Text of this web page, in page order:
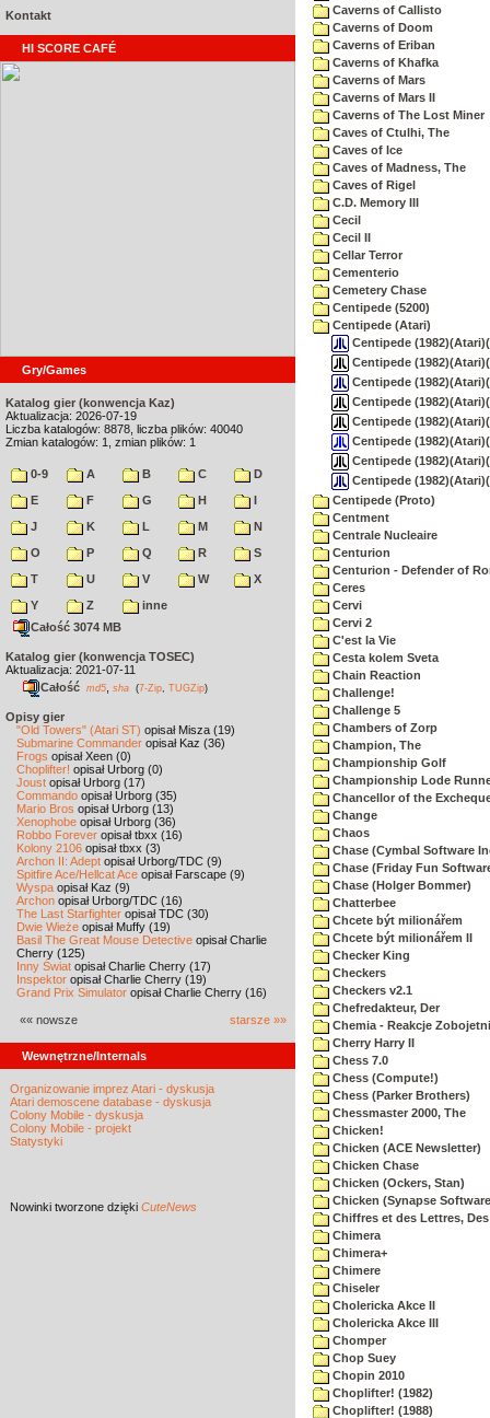
Kontakt
HI SCORE CAFÉ
Gry/Games
Katalog gier (konwencja Kaz)
Aktualizacja: 2026-07-19
Liczba katalogów: 8878, liczba plików: 40040
Zmian katalogów: 1, zmian plików: 1
0-9 A B C
D
E
F G H
I
J
K L M
N
O
P Q R
S
T
U V W
X
Y
Z
inne
Całość 3074 MB
Katalog gier (konwencja TOSEC)
Aktualizacja: 2021-07-11
Całość md5 sha (7-Zip TUGZip)
Opisy gier
"Old Towers" (Atari ST) opisał Misza (19)
Submarine Commander opisał Kaz (36)
Frogs opisał Xeen (0)
Choplifter! opisał Urborg (0)
Joust opisał Urborg (17)
Commando opisał Urborg (35)
Mario Bros opisał Urborg (13)
Xenophobe opisał Urborg (36)
Robbo Forever opisał tbxx (16)
Kolony 2106 opisał tbxx (3)
Archon II: Adept opisał Urborg/TDC (9)
Spitfire Ace/Hellcat Ace opisał Farscape (9)
Wyspa opisał Kaz (9)
Archon opisał Urborg/TDC (16)
The Last Starfighter opisał TDC (30)
Dwie Wieże opisał Muffy (19)
Basil The Great Mouse Detective opisał Charlie
Cherry (125)
Inny Świat opisał Charlie Cherry (17)
Inspektor opisał Charlie Cherry (19)
Grand Prix Simulator opisał Charlie Cherry (16)
«« nowsze starsze »»
Wewnętrzne/Internals
Organizowanie imprez Atari - dyskusja
Atari demoscene database - dyskusja
Colony Mobile - dyskusja
Colony Mobile - projekt
Statystyki
Nowinki tworzone dzięki CuteNews
Caverns of Callisto
Caverns of Doom
Caverns of Eriban
Caverns of Khafka
Caverns of Mars
Caverns of Mars II
Caverns of The Lost Miner
Caves of Ctulhi, The
Caves of Ice
Caves of Madness, The
Caves of Rigel
C.D. Memory III
Cecil
Cecil II
Cellar Terror
Cementerio
Cemetery Chase
Centipede (5200)
Centipede (Atari)
Centipede
Centipede
Centipede
Centipede
Centipede
Centipede
Centipede
Centipede
Centipede (Proto)
Centment
Centrale Nucleaire
Centurion
Centurion - Defender of
Ceres
Cervi
Cervi 2
C'est la Vie
Cesta kolem Sveta
Chain Reaction
Challenge!
Challenge 5
Chambers of Zorp
Champion, The
Championship Golf
Championship Lode
Chancellor of the
Change
Chaos
Chase (Cymbal Software
Chase (Friday Fun
Chase (Holger Bommer)
Chatterbee
Chcete být milionářem
Chcete být milionářem II
Checker King
Checkers
Checkers v2.1
Chefredakteur, Der
Chemia - Reakcje
Cherry Harry II
Chess 7.0
Chess (Compute!)
Chess (Parker Brothers)
Chessmaster 2000, The
Chicken!
Chicken (ACE Newsletter)
Chicken Chase
Chicken (Ockers, Stan)
Chicken (Synapse
Chiffres et des Lettres, Des
Chimera
Chimera+
Chimere
Chiseler
Cholericka Akce II
Cholericka Akce III
Chomper
Chop Suey
Chopin 2010
Choplifter! (1982)
Choplifter! (1988)